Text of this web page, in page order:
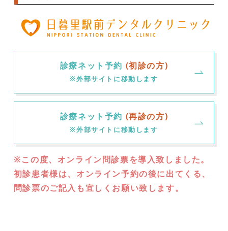
診療ネット予約 (初診の方)
※外部サイトに移動します
診療ネット予約 (再診の方)
※外部サイトに移動します
※この度、オンライン問診票を導入致しました。
初診患者様は、オンライン予約の後に出てくる、
問診票のご記入も宜しくお願い致します。